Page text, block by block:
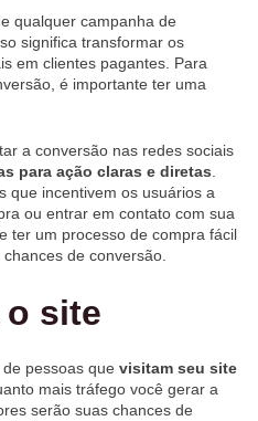
qualquer campanha de
significa transformar os
em clientes pagantes. Para
é importante ter uma
a conversão nas redes sociais
para ação claras e diretas
que incentivem os usuários a
ou entrar em contato com sua
ter um processo de compra fácil
de conversão.
o site
pessoas que visitam seu site
mais tráfego você gerar a
serão suas chances de